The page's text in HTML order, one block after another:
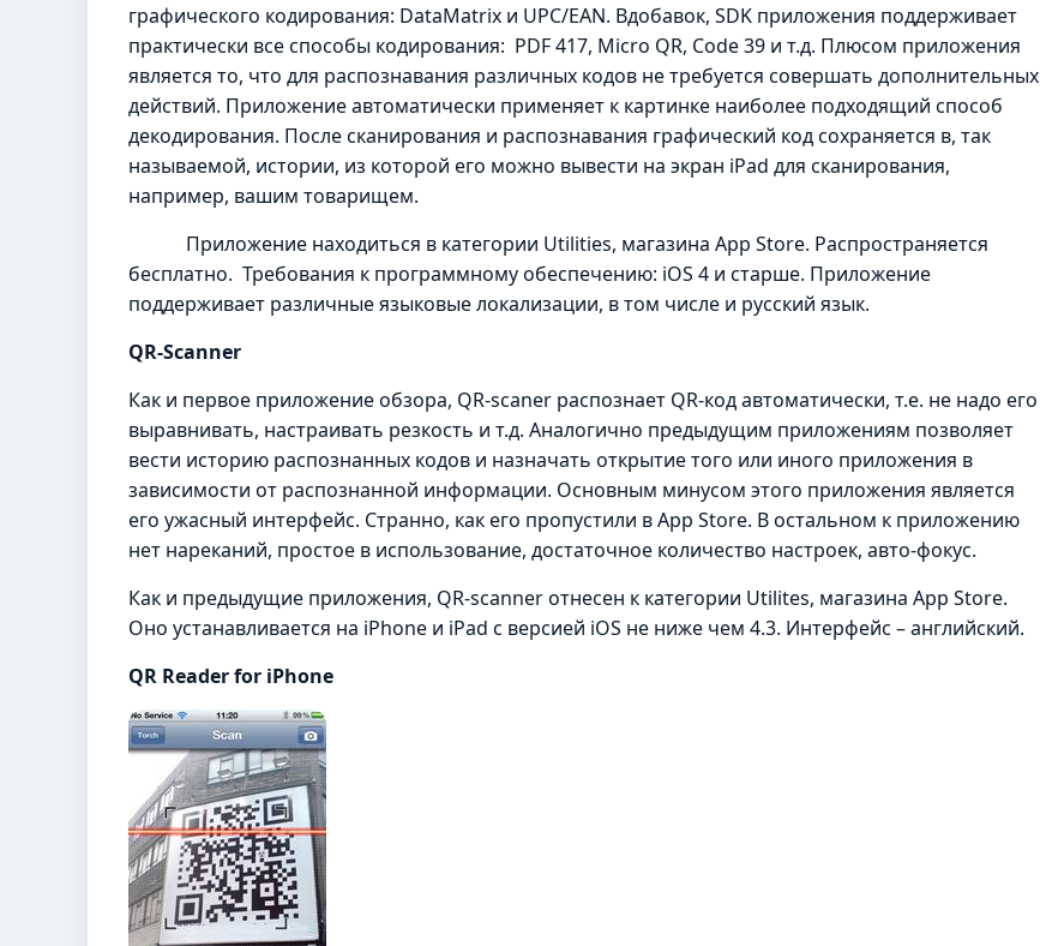
графического кодирования: DataMatrix и UPC/EAN. Вдобавок, SDK приложения поддерживает
практически все способы кодирования: PDF 417, Micro QR, Code 39 и т.д. Плюсом приложения
является то, что для распознавания различных кодов не требуется совершать дополнительных
действий. Приложение автоматически применяет к картинке наиболее подходящий способ
декодирования. После сканирования и распознавания графический код сохраняется в, так
называемой, истории, из которой его можно вывести на экран iPad для сканирования,
например, вашим товарищем.
Приложение находиться в категории Utilities, магазина App Store. Распространяется
бесплатно. Требования к программному обеспечению: iOS 4 и старше. Приложение
поддерживает различные языковые локализации, в том числе и русский язык.
QR-Scanner
Как и первое приложение обзора, QR-scaner распознает QR-код автоматически, т.е. не надо его
выравнивать, настраивать резкость и т.д. Аналогично предыдущим приложениям позволяет
вести историю распознанных кодов и назначать открытие того или иного приложения в
зависимости от распознанной информации. Основным минусом этого приложения является
его ужасный интерфейс. Странно, как его пропустили в App Store. В остальном к приложению
нет нареканий, простое в использование, достаточное количество настроек, авто-фокус.
Как и предыдущие приложения, QR-scanner отнесен к категории Utilites, магазина App Store.
Оно устанавливается на iPhone и iPad с версией iOS не ниже чем 4.3. Интерфейс – английский.
QR Reader for iPhone